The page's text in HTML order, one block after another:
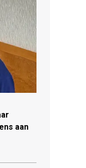
aan